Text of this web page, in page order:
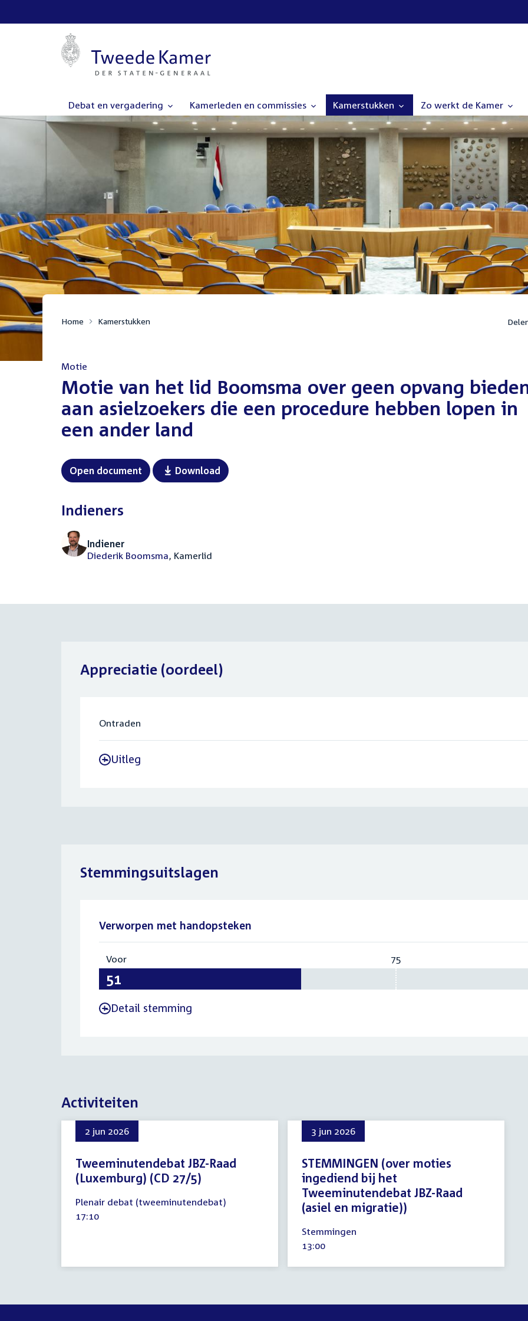
Debat en vergadering Kamerleden en commissies Kamerstukken Zo werkt de Kamer
Home Kamerstukken
Motie
:Motie van het lid Boomsma over geen opvang
aan asielzoekers die een procedure hebben lopen in
een ander land
Open document Download
Indieners
Indiener
Diederik Boomsma, Kamerlid
Appreciatie (oordeel)
Ontraden
- Uitleg
Stemmingsuitslagen
Verworpen met handopsteken
Voor 75
- Detail stemming
Activiteiten
2 jun 2026
Tweeminutendebat JBZ-Raad
(Luxemburg) (CD 27/5)
juni
2026
Plenair debat (tweeminutendebat)
Tijd
17:10
3 jun 2026
STEMMINGEN (over moties
ingediend bij het
Tweeminutendebat JBZ-Raad
(asiel en migratie))
juni
2026
Stemmingen
Tijd
13:00